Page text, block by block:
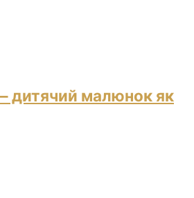
дитячий малюнок як